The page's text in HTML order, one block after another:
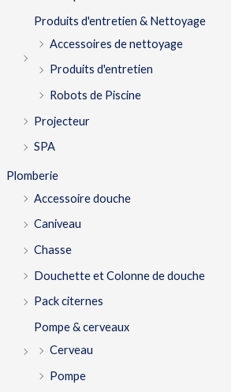
Produits d'entretien & Nettoyage
Accessoires de nettoyage
Produits d'entretien
Robots de Piscine
Projecteur
SPA
Plomberie
Accessoire douche
Caniveau
Chasse
Douchette et Colonne de douche
Pack citernes
Pompe & cerveaux
Cerveau
Pompe